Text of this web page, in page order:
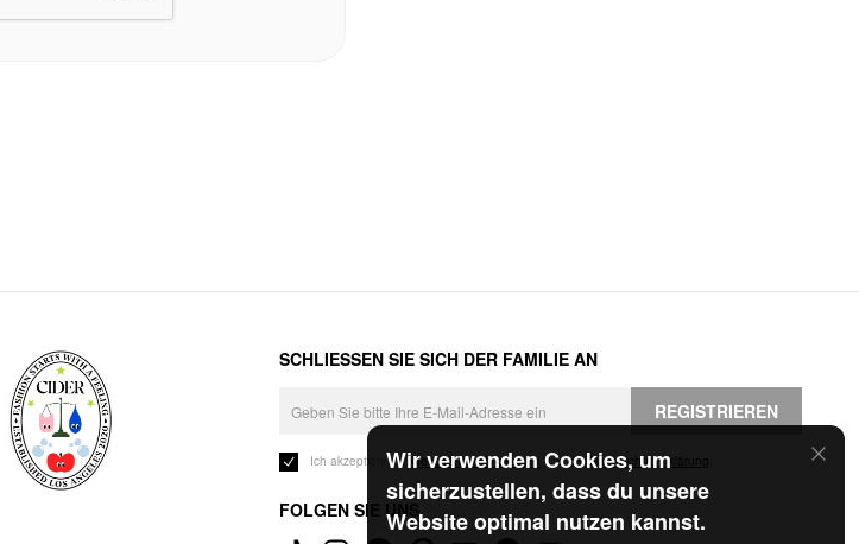
Wir verwenden Cookies, um
sicherzustellen, dass du unsere
Website optimal nutzen kannst.
SCHLIESSEN SIE SICH DER FAMILIE AN
REGISTRIEREN
Ich akzeptiere dieGeschäftsbedingungen und die Datenschutzerklärung
FOLGEN SIE UNS